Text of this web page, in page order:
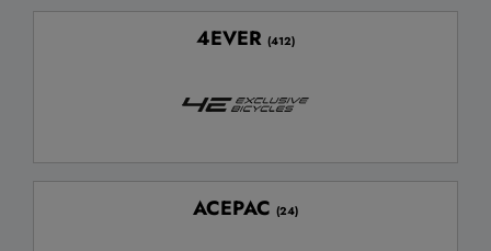
4EVER (412)
ACEPAC (24)